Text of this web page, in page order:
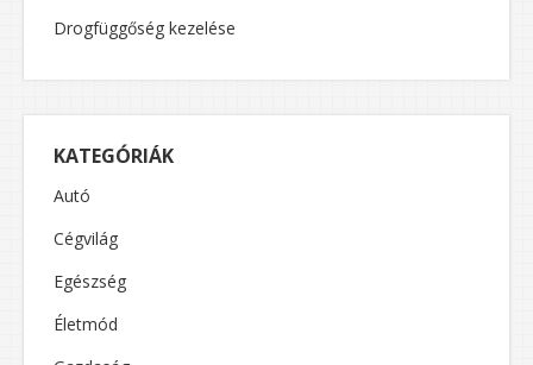
Drogfüggőség kezelése
KATEGÓRIÁK
Autó
Cégvilág
Egészség
Életmód